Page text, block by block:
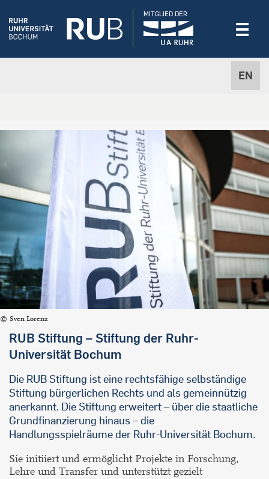
EN
MITGLIED DER
Sven Lorenz
RUB Stiftung – Stiftung der Ruhr-
Universität Bochum
Die RUB Stiftung ist eine rechtsfähige selbständige
Stiftung bürgerlichen Rechts und als gemeinnützig
anerkannt. Die Stiftung erweitert – über die staatliche
Grundfinanzierung hinaus – die
Handlungsspielräume der Ruhr-Universität Bochum.
Sie initiiert und ermöglicht Projekte in Forschung,
Lehre und Transfer und unterstützt gezielt